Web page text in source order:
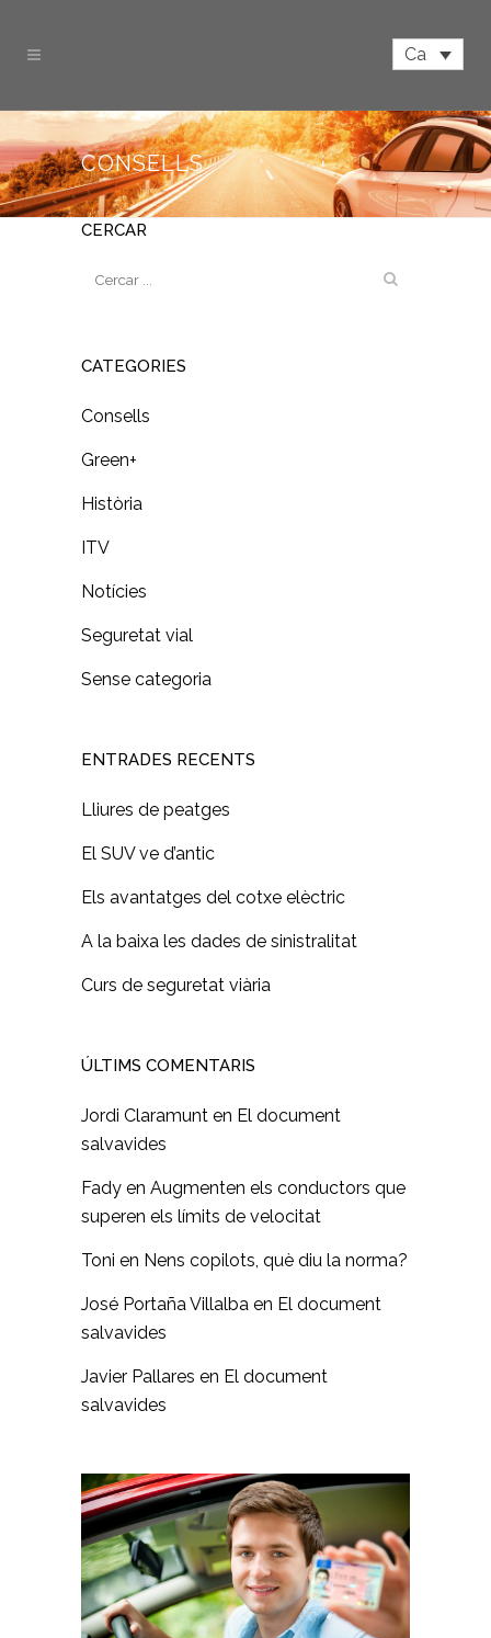
Ca
CONSELLS
CERCAR
CATEGORIES
Consells
Green+
Història
ITV
Notícies
Seguretat vial
Sense categoria
ENTRADES RECENTS
Lliures de peatges
El SUV ve d’antic
Els avantatges del cotxe elèctric
A la baixa les dades de sinistralitat
Curs de seguretat viària
ÚLTIMS COMENTARIS
Jordi Claramunt en El document
salvavides
Fady en Augmenten els conductors que
superen els límits de velocitat
Toni en Nens copilots, què diu la norma?
José Portaña Villalba en El document
salvavides
Javier Pallares en El document
salvavides